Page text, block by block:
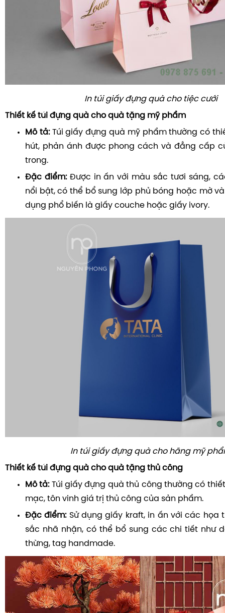
In túi giấy đựng quà cho tiệc cưới
Thiết kế túi đựng quà cho quà tặng mỹ phẩm
Mô tả:Túi giấy đựng quà mỹ phẩm thường có
hút, phản ánh được phong cách và đẳng cấp
trong.
Đặc điểm:Được in ấn với màu sắc tươi sáng,
nổi bật, có thể bổ sung lớp phủ bóng hoặc mờ
dụng phổ biến là giấy couche hoặc giấy ivory.
In túi giấy đựng quà cho hãng mỹ
Thiết kế túi đựng quà cho quà tặng thủ công
Mô tả:Túi giấy đựng quà thủ công thường có
mạc, tôn vinh giá trị thủ công của sản phẩm.
Đặc điểm:Sử dụng giấy kraft, in ấn với các họa
sắc nhã nhặn, có thể bổ sung các chi tiết như
thừng, tag handmade.